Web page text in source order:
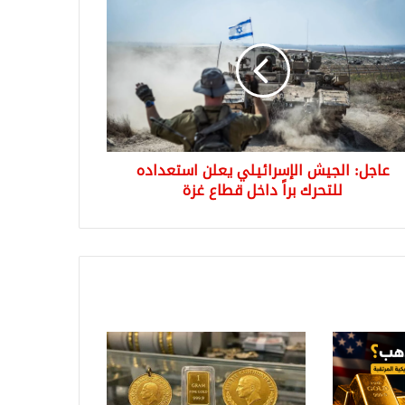
عاجل: الجيش الإسرائيلي يعلن استعداده
للتحرك براً داخل قطاع غزة